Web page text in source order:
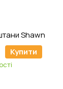
Купити